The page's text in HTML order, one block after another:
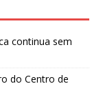
continua sem
do Centro de